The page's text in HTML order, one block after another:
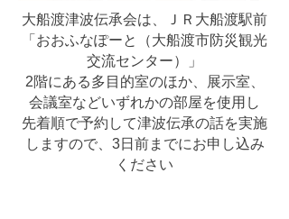
大船渡津波伝承会は、ＪＲ大船渡駅前
「おおふなぽーと（大船渡市防災観光
交流センター）」
2階にある多目的室のほか、展示室、
会議室などいずれかの部屋を使用し
先着順で予約して津波伝承の話を実施
しますので、3日前までにお申し込み
ください